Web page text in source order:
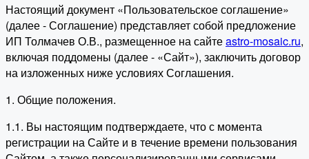
Настоящий документ «Пользовательское соглашение»
(далее - Соглашение) представляет собой предложение
ИП Толмачев О.В., размещенное на сайтеastro-mosaic.ru,
включая поддомены (далее - «Сайт»), заключить договор
на изложенных ниже условиях Соглашения.
1. Общие положения.
1.1. Вы настоящим подтверждаете, что с момента
регистрации на Сайте и в течение времени пользования